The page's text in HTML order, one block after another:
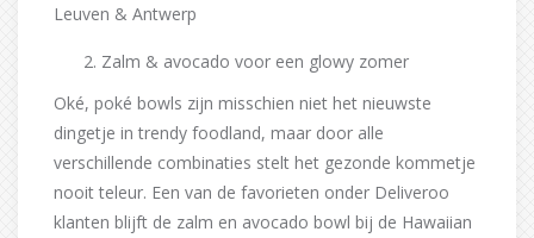
Leuven & Antwerp
Zalm & avocado voor een glowy zomer
Oké, poké bowls zijn misschien niet het nieuwste
dingetje in trendy foodland, maar door alle
verschillende combinaties stelt het gezonde kommetje
nooit teleur. Een van de favorieten onder Deliveroo
klanten blijft de zalm en avocado bowl bij de Hawaiian